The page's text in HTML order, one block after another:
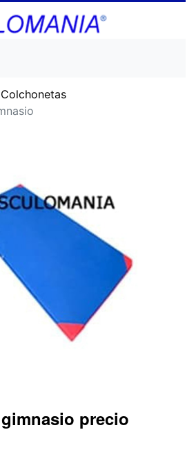
Colchonetas
precio